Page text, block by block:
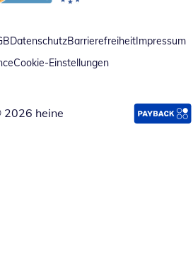
in neuem FensterÖffnet in neuem Fenster
DatenschutzBarrierefreiheitImpressum
Cookie-Einstellungen
2026 heine